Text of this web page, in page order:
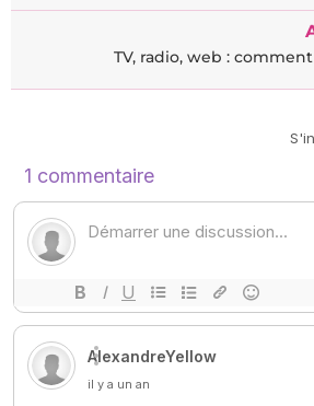
TV, radio, web : comment